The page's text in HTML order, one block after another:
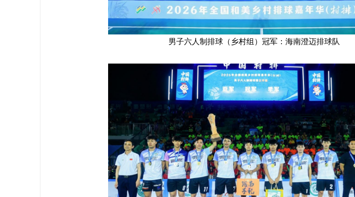
男子六人制排球（乡村组）冠军：海南澄迈排球队